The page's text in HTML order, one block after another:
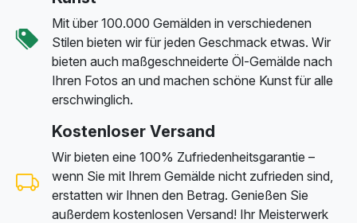
Mit über 100.000 Gemälden in verschiedenen
Stilen bieten wir für jeden Geschmack etwas. Wir
bieten auch maßgeschneiderte Öl-Gemälde nach
Ihren Fotos an und machen schöne Kunst für alle
erschwinglich.
Kostenloser Versand
Wir bieten eine 100% Zufriedenheitsgarantie –
wenn Sie mit Ihrem Gemälde nicht zufrieden sind,
erstatten wir Ihnen den Betrag. Genießen Sie
außerdem kostenlosen Versand! Ihr Meisterwerk